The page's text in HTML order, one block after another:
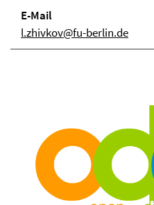
E-Mail
l.zhivkov@fu-berlin.de